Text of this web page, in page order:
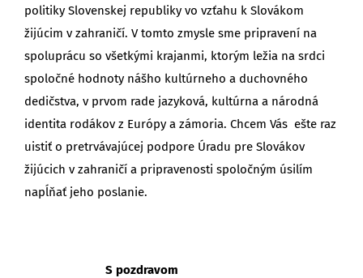
politiky Slovenskej republiky vo vzťahu k Slovákom
žijúcim v zahraničí. V tomto zmysle sme pripravení na
spoluprácu so všetkými krajanmi, ktorým ležia na srdci
spoločné hodnoty nášho kultúrneho a duchovného
dedičstva, v prvom rade jazyková, kultúrna a národná
identita rodákov z Európy a zámoria. Chcem Vás ešte raz
uistiť o pretrvávajúcej podpore Úradu pre Slovákov
žijúcich v zahraničí a pripravenosti spoločným úsilím
napĺňať jeho poslanie.
S pozdravom